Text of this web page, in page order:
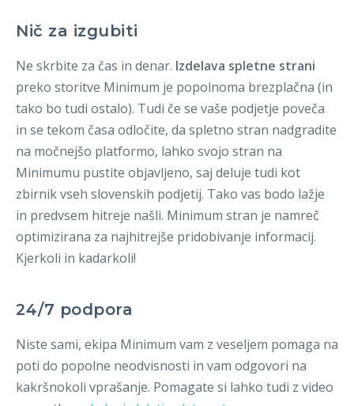
Nič za izgubiti
Ne skrbite za čas in denar. Izdelava spletne strani
preko storitve Minimum je popolnoma brezplačna (in
tako bo tudi ostalo). Tudi če se vaše podjetje poveča
in se tekom časa odločite, da spletno stran nadgradite
na močnejšo platformo, lahko svojo stran na
Minimumu pustite objavljeno, saj deluje tudi kot
zbirnik vseh slovenskih podjetij. Tako vas bodo lažje
in predvsem hitreje našli. Minimum stran je namreč
optimizirana za najhitrejše pridobivanje informacij.
Kjerkoli in kadarkoli!
24/7 podpora
Niste sami, ekipa Minimum vam z veseljem pomaga na
poti do popolne neodvisnosti in vam odgovori na
kakršnokoli vprašanje. Pomagate si lahko tudi z video